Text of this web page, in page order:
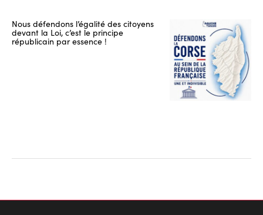
Nous défendons l’égalité des citoyens
devant la Loi, c’est le principe
républicain par essence !